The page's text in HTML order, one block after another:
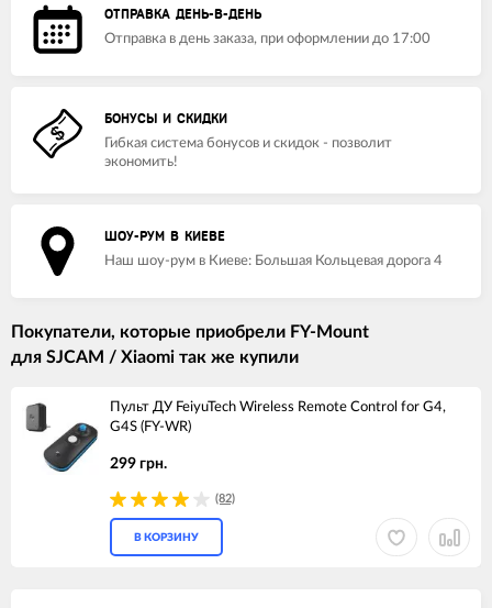
ОТПРАВКА ДЕНЬ-В-ДЕНЬ
Отправка в день заказа, при оформлении до 17:00
БОНУСЫ И СКИДКИ
Гибкая система бонусов и скидок - позволит
экономить!
ШОУ-РУМ В КИЕВЕ
Наш шоу-рум в Киеве: Большая Кольцевая дорога 4
Покупатели, которые приобрели FY-Mount
для SJCAM / Xiaomi так же купили
Пульт ДУ FeiyuTech Wireless Remote Control for G4,
G4S (FY-WR)
299 грн.
(82)
В КОРЗИНУ